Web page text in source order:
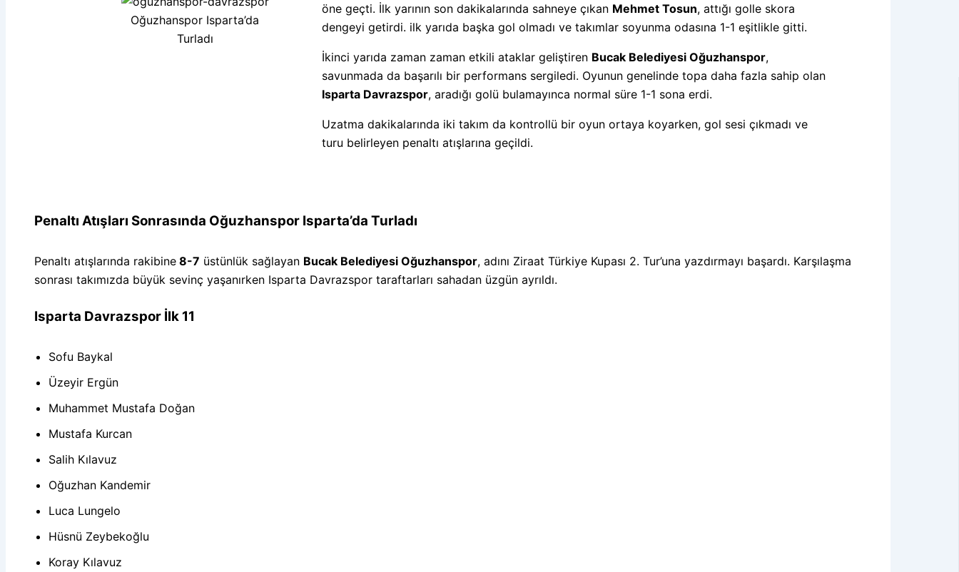
Oğuzhanspor Isparta’da
Turladı
öne geçti. İlk yarının son dakikalarında sahneye çıkan Mehmet Tosun, attığı golle skora
dengeyi getirdi. ilk yarıda başka gol olmadı ve takımlar soyunma odasına 1-1 eşitlikle gitti.
İkinci yarıda zaman zaman etkili ataklar geliştiren Bucak Belediyesi Oğuzhanspor,
savunmada da başarılı bir performans sergiledi. Oyunun genelinde topa daha fazla sahip olan
Isparta Davrazspor, aradığı golü bulamayınca normal süre 1-1 sona erdi.
Uzatma dakikalarında iki takım da kontrollü bir oyun ortaya koyarken, gol sesi çıkmadı ve
turu belirleyen penaltı atışlarına geçildi.
Penaltı Atışları Sonrasında Oğuzhanspor Isparta’da Turladı
Penaltı atışlarında rakibine 8-7 üstünlük sağlayan Bucak Belediyesi Oğuzhanspor, adını Ziraat Türkiye Kupası 2. Tur’una yazdırmayı başardı. Karşılaşma
sonrası takımızda büyük sevinç yaşanırken Isparta Davrazspor taraftarları sahadan üzgün ayrıldı.
Isparta Davrazspor İlk 11
Sofu Baykal
Üzeyir Ergün
Muhammet Mustafa Doğan
Mustafa Kurcan
Salih Kılavuz
Oğuzhan Kandemir
Luca Lungelo
Hüsnü Zeybekoğlu
Koray Kılavuz